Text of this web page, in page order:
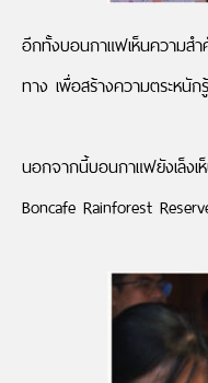
อีกทั้งบอนกาแฟเห็นความส
ทาง เพื่อสร้างความตระหนัก
นอกจากนี้บอนกาแฟยังเล็ง
Boncafe Rainforest